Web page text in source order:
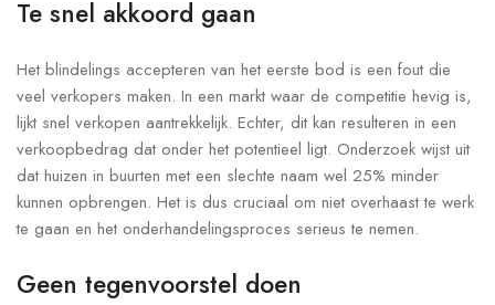
Te snel akkoord gaan
Het blindelings accepteren van het eerste bod is een fout die
veel verkopers maken. In een markt waar de competitie hevig is,
lijkt snel verkopen aantrekkelijk. Echter, dit kan resulteren in een
verkoopbedrag dat onder het potentieel ligt. Onderzoek wijst uit
dat huizen in buurten met een slechte naam wel 25% minder
kunnen opbrengen. Het is dus cruciaal om niet overhaast te werk
te gaan en het onderhandelingsproces serieus te nemen.
Geen tegenvoorstel doen